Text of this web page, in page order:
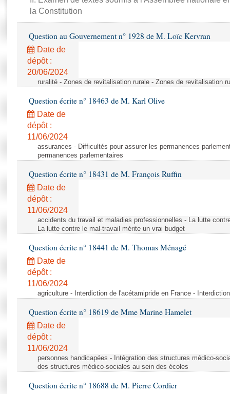
Rapports d'enquête
Rapports législatifs
Baromètre de l’application des lois
Dossiers législatifs
Budget et sécurité sociale
la Constitution
Question au Gouvernement n° 1928 de M. Loïc Kervran
Date de
dépôt :
20/06/2024
ruralité - Zones de revitalisation rurale - Zones de revitalisation
Question écrite n° 18463 de M. Karl Olive
Date de
dépôt :
11/06/2024
assurances - Difficultés pour assurer les permanences
permanences parlementaires
Question écrite n° 18431 de M. François Ruffin
Date de
dépôt :
11/06/2024
accidents du travail et maladies professionnelles - La lutte
La lutte contre le mal-travail mérite un vrai budget
Question écrite n° 18441 de M. Thomas Ménagé
Date de
dépôt :
11/06/2024
agriculture - Interdiction de l'acétamipride en France -
Question écrite n° 18619 de Mme Marine Hamelet
Date de
dépôt :
11/06/2024
personnes handicapées - Intégration des structures médico-
des structures médico-sociales au sein des écoles
Question écrite n° 18688 de M. Pierre Cordier